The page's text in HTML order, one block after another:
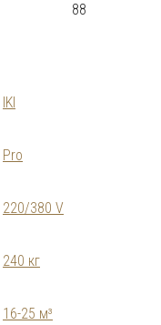
88
IKI
Pro
220/380 V
240 кг
16-25 м³